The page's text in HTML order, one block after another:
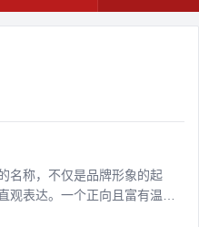
名称，不仅是品牌形象的起
观表达。一个正向且富有温度
近与合作伙伴的距离，让